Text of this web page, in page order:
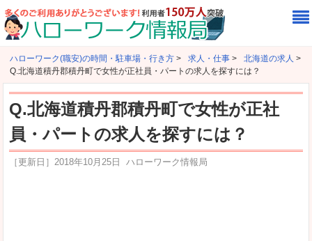
ハローワーク(職安)の時間・駐車場・行き方 > 求人・仕事 > 北海道の求人 >
Q.北海道積丹郡積丹町で女性が正社員・パートの求人を探すには？
Q.北海道積丹郡積丹町で女性が正社
員・パートの求人を探すには？
［更新日］ 2018年10月25日 ハローワーク情報局